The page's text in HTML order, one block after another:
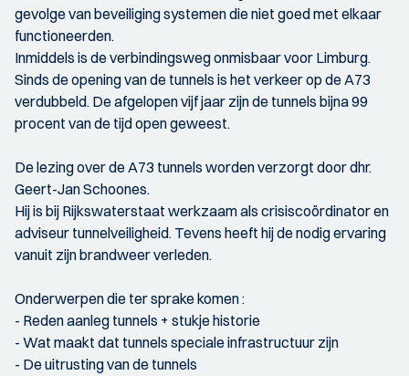
gevolge van beveiliging systemen die niet goed met elkaar
functioneerden.
Inmiddels is de verbindingsweg onmisbaar voor Limburg.
Sinds de opening van de tunnels is het verkeer op de A73
verdubbeld. De afgelopen vijf jaar zijn de tunnels bijna 99
procent van de tijd open geweest.
De lezing over de A73 tunnels worden verzorgt door dhr.
Geert-Jan Schoones.
Hij is bij Rijkswaterstaat werkzaam als crisiscoördinator en
adviseur tunnelveiligheid. Tevens heeft hij de nodig ervaring
vanuit zijn brandweer verleden.
Onderwerpen die ter sprake komen :
- Reden aanleg tunnels + stukje historie
- Wat maakt dat tunnels speciale infrastructuur zijn
- De uitrusting van de tunnels